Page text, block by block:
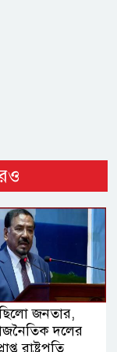
ছিলো জনতার,
দলের
রাষ্ট্রপতি